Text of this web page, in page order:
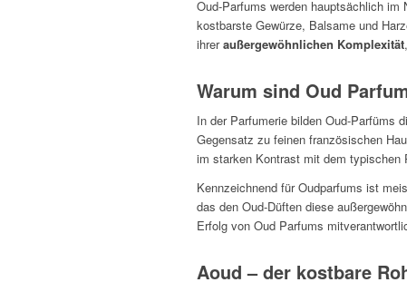
Oud-Parfums werden hauptsächlich
kostbarste Gewürze, Balsame und
ihreraußergewöhnlichen Komplexität
Warum sind Oud
In der Parfumerie bilden Oud-Parfüms
Gegensatz zu feinen französischen
im starken Kontrast mit dem typischen
Kennzeichnend für Oudparfums ist
das den Oud-Düften diese
Erfolg von Oud Parfums
Aoud – der kostbare